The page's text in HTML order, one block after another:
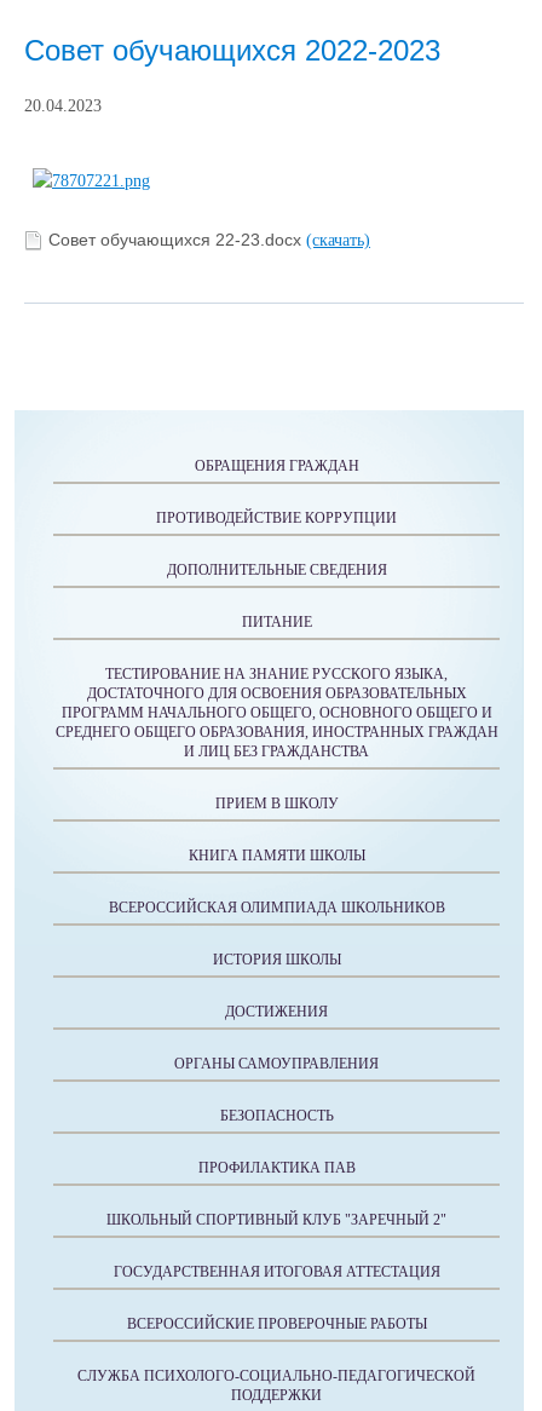
Совет обучающихся 2022-2023
20.04.2023
Совет обучающихся 22-23.docx (скачать)
ОБРАЩЕНИЯ ГРАЖДАН
ПРОТИВОДЕЙСТВИЕ КОРРУПЦИИ
ДОПОЛНИТЕЛЬНЫЕ СВЕДЕНИЯ
ПИТАНИЕ
ТЕСТИРОВАНИЕ НА ЗНАНИЕ РУССКОГО ЯЗЫКА,
ДОСТАТОЧНОГО ДЛЯ ОСВОЕНИЯ ОБРАЗОВАТЕЛЬНЫХ
ПРОГРАММ НАЧАЛЬНОГО ОБЩЕГО, ОСНОВНОГО ОБЩЕГО И
СРЕДНЕГО ОБЩЕГО ОБРАЗОВАНИЯ, ИНОСТРАННЫХ ГРАЖДАН
И ЛИЦ БЕЗ ГРАЖДАНСТВА
ПРИЕМ В ШКОЛУ
КНИГА ПАМЯТИ ШКОЛЫ
ВСЕРОССИЙСКАЯ ОЛИМПИАДА ШКОЛЬНИКОВ
ИСТОРИЯ ШКОЛЫ
ДОСТИЖЕНИЯ
ОРГАНЫ САМОУПРАВЛЕНИЯ
БЕЗОПАСНОСТЬ
ПРОФИЛАКТИКА ПАВ
ШКОЛЬНЫЙ СПОРТИВНЫЙ КЛУБ "ЗАРЕЧНЫЙ 2"
ГОСУДАРСТВЕННАЯ ИТОГОВАЯ АТТЕСТАЦИЯ
ВСЕРОССИЙСКИЕ ПРОВЕРОЧНЫЕ РАБОТЫ
СЛУЖБА ПСИХОЛОГО-СОЦИАЛЬНО-ПЕДАГОГИЧЕСКОЙ
ПОДДЕРЖКИ